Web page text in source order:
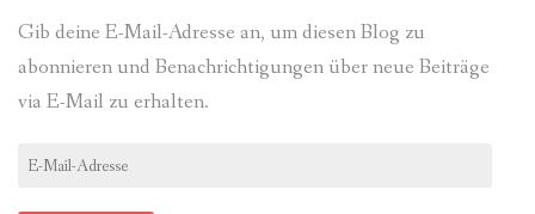
Gib deine E-Mail-Adresse an, um diesen Blog zu
abonnieren und Benachrichtigungen über neue Beiträge
via E-Mail zu erhalten.
E-